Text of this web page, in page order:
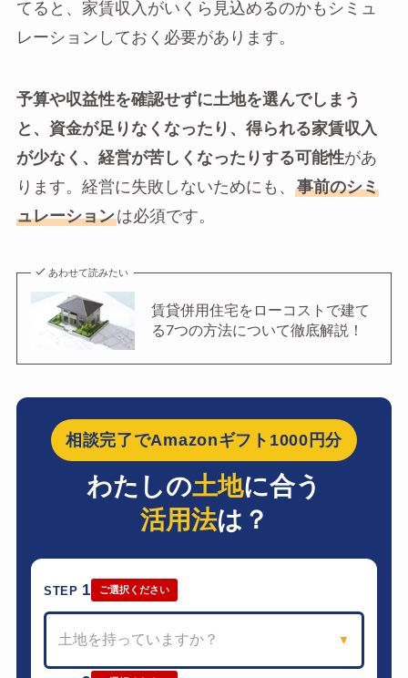
てると、家賃収入がいくら見込めるのかもシミュ
レーションしておく必要があります。
予算や収益性を確認せずに土地を選んでしまう
と、資金が足りなくなったり、得られる家賃収入
が少なく、経営が苦しくなったりする可能性があ
ります。経営に失敗しないためにも、
事前のシミ
ュレーションは必須です。
あわせて読みたい
賃貸併用住宅をローコストで建て
る7つの方法について徹底解説！
相談完了でAmazonギフト1000円分
わたしの土地に合う
活用法は？
STEP 1 ご選択ください
土地を持っていますか？ ▼